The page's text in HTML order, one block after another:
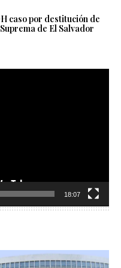
caso por destitución de
de El Salvador
18:07